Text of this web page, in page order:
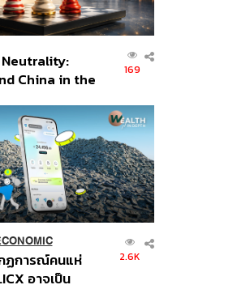
China in the
169
กฏการณ์คนแห่
อาจเป็น
2.6K